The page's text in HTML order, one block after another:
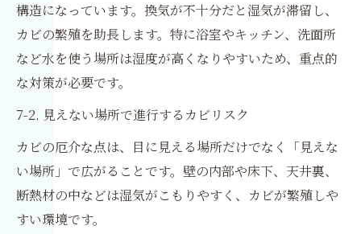
構造になっています。換気が不十分だと湿気が滞留し、
カビの繁殖を助長します。特に浴室やキッチン、洗面所
など水を使う場所は湿度が高くなりやすいため、重点的
な対策が必要です。
7-2. 見えない場所で進行するカビリスク
カビの厄介な点は、目に見える場所だけでなく「見えな
い場所」で広がることです。壁の内部や床下、天井裏、
断熱材の中などは湿気がこもりやすく、カビが繁殖しや
すい環境です。